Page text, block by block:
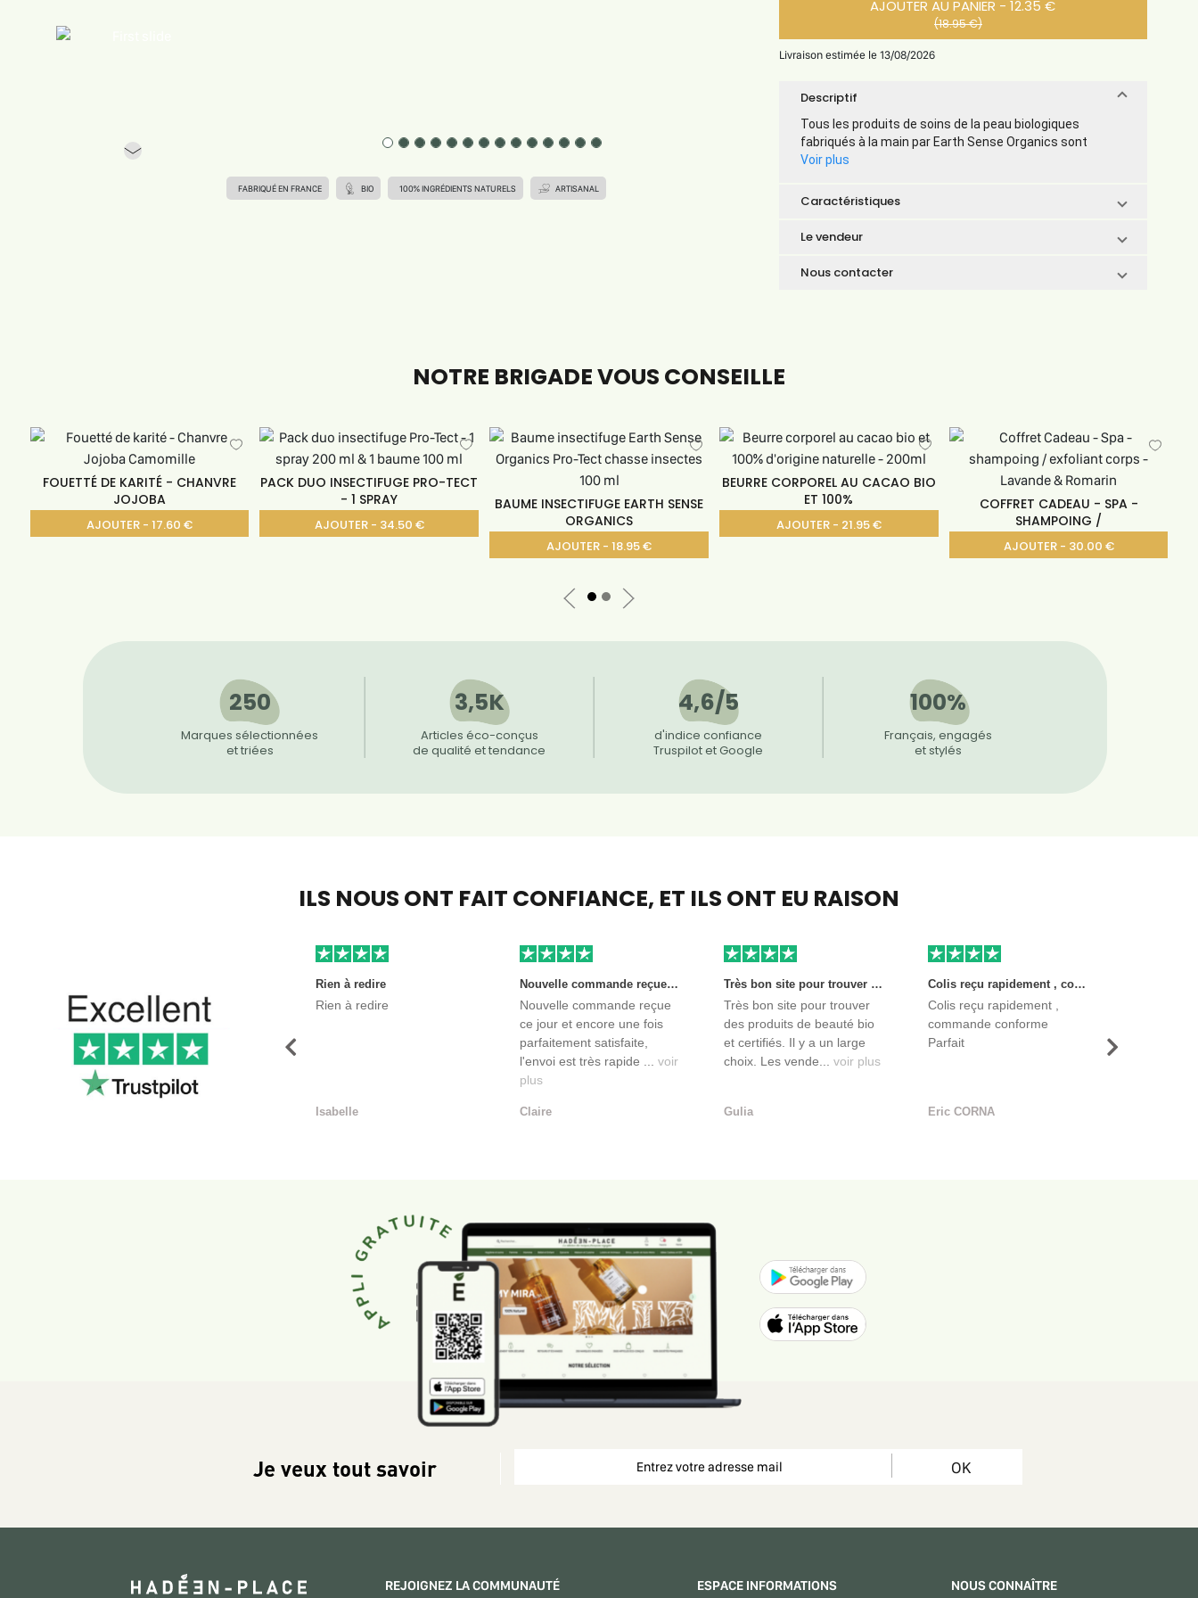
Previous
FABRIQUÉ EN FRANCE BIO 100% INGRÉDIENTS NATURELS ARTISANAL
AJOUTER AU PANIER - 12.35 €
(18.95 €)
Livraison estimée le 13/08/2026
Descriptif
Tous les produits de soins de la peau biologiques
fabriqués à la main par Earth Sense Organics sont
Voir plus
Caractéristiques
Le vendeur
Nous contacter
NOTRE BRIGADE VOUS CONSEILLE
FOUETTÉ DE KARITÉ - CHANVRE
JOJOBA
AJOUTER - 17.60 €
PACK DUO INSECTIFUGE PRO-TECT
- 1 SPRAY
AJOUTER - 34.50 €
BAUME INSECTIFUGE EARTH SENSE
ORGANICS
AJOUTER - 18.95 €
BEURRE CORPOREL AU CACAO BIO
ET 100%
AJOUTER - 21.95 €
COFFRET CADEAU - SPA -
SHAMPOING /
AJOUTER - 30.00 €
250
Marques sélectionnées
et triées
3,5K
Articles éco-conçus
de qualité et tendance
4,6/5
d'indice confiance
Truspilot et Google
100%
Français, engagés
et stylés
ILS NOUS ONT FAIT CONFIANCE, ET ILS ONT EU RAISON
Rien à redire
Rien à redire
Isabelle
Nouvelle commande reçue ce jour et encore une fois parfaitement satisfaite, l'envoi est très rapide et les produits sont toujours conditionnés de manière personnalisés. L'avantage de commander auprès de créateurs indépendants.
Nouvelle commande reçue
ce jour et encore une fois
parfaitement satisfaite,
l'envoi est très rapide ... voir
plus
Claire
Très bon site pour trouver des produits de beauté bio et certifiés. Il y a un large choix. Les vendeurs sont des entreprises françaises qui propose aussi des produits de qualité et moins chers que ce qu’on peut trouver dans des magasins.
Très bon site pour trouver
des produits de beauté bio
et certifiés. Il y a un large
choix. Les vende... voir plus
Gulia
Colis reçu rapidement , commande conforme Parfait
Colis reçu rapidement ,
commande conforme
Parfait
Eric CORNA
Précédent Suivant
Je veux tout savoir OK
REJOIGNEZ LA COMMUNAUTÉ ESPACE INFORMATIONS NOUS CONNAÎTRE